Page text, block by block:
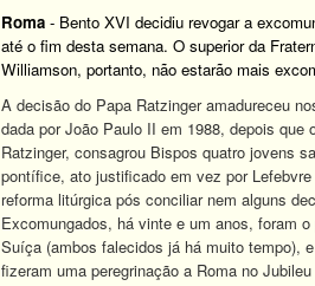
Roma - Bento XVI decidiu revogar a
até o fim desta semana. O superior da
Williamson, portanto, não estarão mais
A decisão do Papa Ratzinger amadureceu
dada por João Paulo II em 1988, depois
Ratzinger, consagrou Bispos quatro jovens
pontífice, ato justificado em vez por
reforma litúrgica pós conciliar nem alguns
Excomungados, há vinte e um anos, foram
Suíça (ambos falecidos já há muito tempo),
fizeram uma peregrinação a Roma no